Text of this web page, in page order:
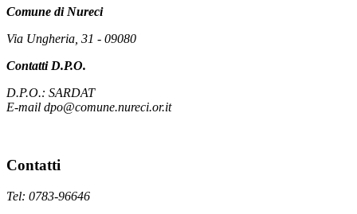
Comune di Nureci
Via Ungheria, 31 - 09080
Contatti D.P.O.
D.P.O.: SARDAT
E-mail dpo@comune.nureci.or.it
Contatti
Tel: 0783-96646